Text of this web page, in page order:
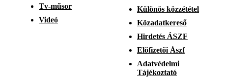
Tv-műsor
Videó
Különös közzététel
Közadatkereső
Hirdetés ÁSZF
Előfizetői Ászf
Adatvédelmi
Tájékoztató